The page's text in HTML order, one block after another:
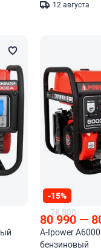
12 августа
-15%
78 500
80 990 —
A-Ipower
бензиновый